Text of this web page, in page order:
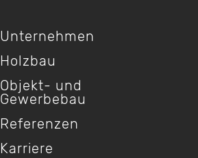
Unternehmen
Holzbau
Objekt- und
Gewerbebau
Referenzen
Karriere